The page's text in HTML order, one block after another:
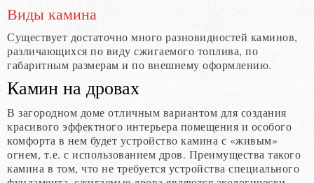
Виды камина
Существует достаточно много разновидностей каминов,
различающихся по виду сжигаемого топлива, по
габаритным размерам и по внешнему оформлению.
Камин на дровах
В загородном доме отличным вариантом для создания
красивого эффектного интерьера помещения и особого
комфорта в нем будет устройство камина с «живым»
огнем, т.е. с использованием дров. Преимущества такого
камина в том, что не требуется устройства специального